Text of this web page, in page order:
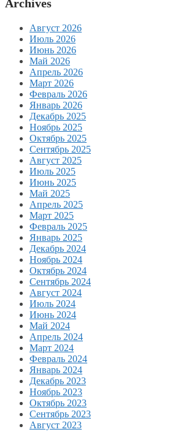
Archives
Август 2026
Июль 2026
Июнь 2026
Май 2026
Апрель 2026
Март 2026
Февраль 2026
Январь 2026
Декабрь 2025
Ноябрь 2025
Октябрь 2025
Сентябрь 2025
Август 2025
Июль 2025
Июнь 2025
Май 2025
Апрель 2025
Март 2025
Февраль 2025
Январь 2025
Декабрь 2024
Ноябрь 2024
Октябрь 2024
Сентябрь 2024
Август 2024
Июль 2024
Июнь 2024
Май 2024
Апрель 2024
Март 2024
Февраль 2024
Январь 2024
Декабрь 2023
Ноябрь 2023
Октябрь 2023
Сентябрь 2023
Август 2023